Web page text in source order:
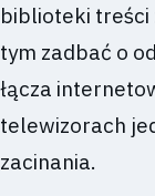
biblioteki treści
tym zadbać o
łącza
telewizorach
zacinania.